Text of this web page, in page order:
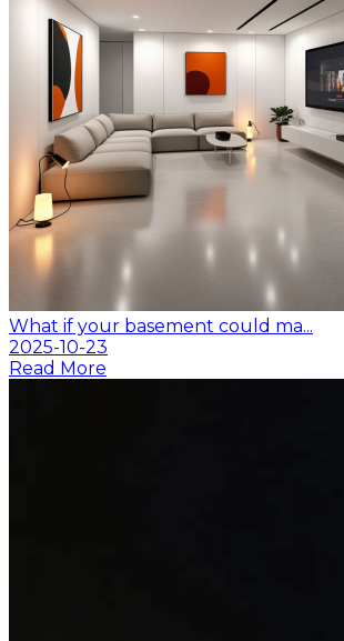
What if your basement could ma...
2025-10-23
Read More